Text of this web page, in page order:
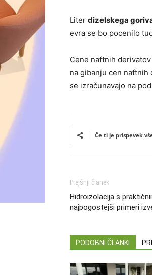
Liter dizelskega
evra se bo pocenilo
Cene naftnih
na gibanju cen
se izračunavajo na
Če ti je prispevek
Prejšnji članek
Hidroizolacija s
najpogostejši primeri
PODOBNI ČLANKI